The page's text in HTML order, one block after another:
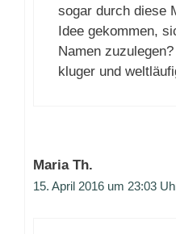
sogar durch diese
Idee gekommen,
Namen
kluger und
Maria Th.
15. April 2016 um 23:03